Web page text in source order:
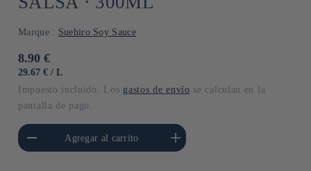
Marque : Suehiro Soy Sauce
Precio
habitual
8.90 €
PRECIO
29.67 € / POR
L
Impuesto incluido. Los gastos de envío se calculan en la
pantalla de pago.
para Default
Title
Agregar al carrito
Aumentar cantidad para Default
Title